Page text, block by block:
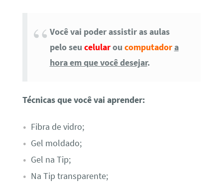
Você vai poder assistir as aulas
pelo seu celularou computador a
hora em que você desejar.
Técnicas que você vai aprender:
Fibra de vidro;
Gel moldado;
Gel na Tip;
Na Tip transparente;